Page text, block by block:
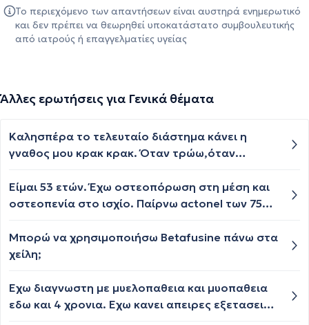
Το περιεχόμενο των απαντήσεων είναι αυστηρά ενημερωτικό
και δεν πρέπει να θεωρηθεί υποκατάστατο συμβουλευτικής
από ιατρούς ή επαγγελματίες υγείας
Άλλες ερωτήσεις για Γενικά θέματα
Καλησπέρα το τελευταίο διάστημα κάνει η
γναθος μου κρακ κρακ. Όταν τρώω,όταν
φορές που νιώθω κάποιον πόνο. Αλλά είναι
εκνευριστικό τρανταζει ολο μου τον εγκέφαλο.
εκ των προτέρων
Είμαι 53 ετών. Έχω οστεοπόρωση στη μέση και
οστεοπενία στο ισχίο. Παίρνω actonel των 75
αρθρώσεις;
Μπορώ να χρησιμοποιήσω Betafusine πάνω στα
χείλη;
Εχω διαγνωστη με μυελοπαθεια και μυοπαθεια
εδω και 4 χρονια. Εχω κανει απειρες εξετασεις,